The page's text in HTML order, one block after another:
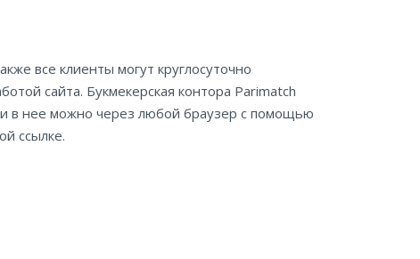
все клиенты могут круглосуточно
сайта. Букмекерская контора Parimatch
в нее можно через любой браузер с помощью
ссылке.